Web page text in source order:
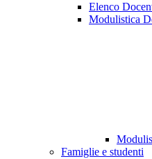
Elenco
Modulistica
Famiglie e studenti